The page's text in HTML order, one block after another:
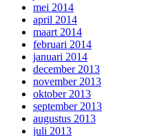
mei 2014
april 2014
maart 2014
februari 2014
januari 2014
december 2013
november 2013
oktober 2013
september 2013
augustus 2013
juli 2013